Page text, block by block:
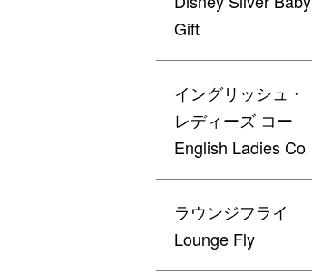
Gift
イングリッシュ・
レディーズ コー
English Ladies Co
ラウンジフライ
Lounge Fly